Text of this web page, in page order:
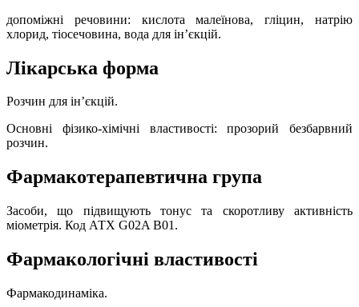
допоміжні речовини: кислота малеїнова, гліцин, натрію
хлорид, тіосечовина, вода для ін’єкцій.
Лікарська форма
Розчин для ін’єкцій.
Основні фізико-хімічні властивості: прозорий безбарвний
розчин.
Фармакотерапевтична група
Засоби, що підвищують тонус та скоротливу активність
міометрія. Код АТХ G02A B01.
Фармакологічні властивості
Фармакодинаміка.